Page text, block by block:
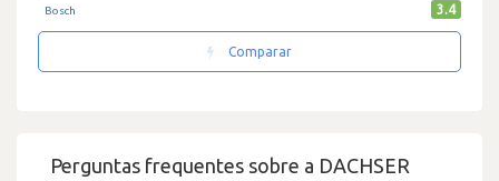
Perguntas frequentes sobre a DACHSER
Bosch 3.4
Comparar